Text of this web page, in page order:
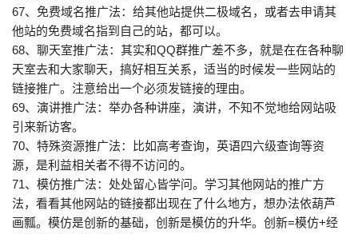
67、免费域名推广法：给其他站提供二极域名，或者去申请其
他站的免费域名指到自己的站，都可以。
68、聊天室推广法：其实和QQ群推广差不多，就是在在各种聊
天室去和大家聊天，搞好相互关系，适当的时候发一些网站的
链接推广。注意给出一个必须发链接的理由。
69、演讲推广法：举办各种讲座，演讲，不知不觉地给网站吸
引来新访客。
70、特殊资源推广法：比如高考查询，英语四六级查询等资
源，是利益相关者不得不访问的。
71、模仿推广法：处处留心皆学问。学习其他网站的推广方
法，看看其他网站的链接都出现在了什么地方，想办法依葫芦
画瓢。模仿是创新的基础，创新是模仿的升华。创新=模仿+经